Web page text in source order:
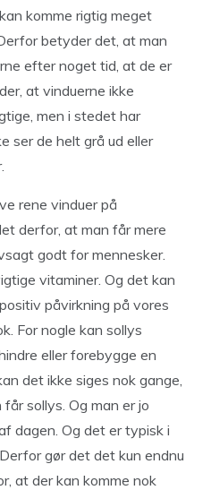
komme rigtig meget
betyder det, at man
efter noget tid, at de er
at vinduerne ikke
men i stedet har
ser de helt grå ud eller
rene vinduer på
derfor, at man får mere
godt for mennesker.
vitaminer. Og det kan
påvirkning på vores
For nogle kan sollys
eller forebygge en
det ikke siges nok gange,
sollys. Og man er jo
dagen. Og det er typisk i
gør det det kun endnu
at der kan komme nok